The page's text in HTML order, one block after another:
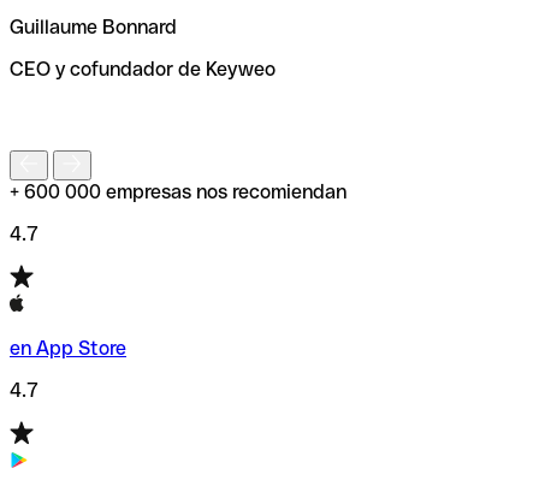
de enviar tu transferencia.
Guillaume Bonnard
CEO y cofundador de Keyweo
+ 600 000 empresas nos recomiendan
4.7
en App Store
4.7